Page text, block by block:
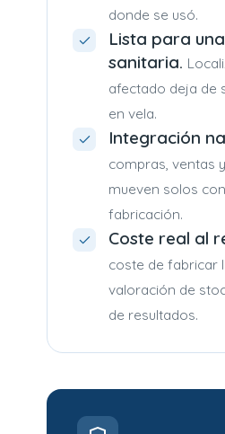
donde se usó.
Lista para
sanitaria.
afectado deja de
en vela.
Integración
compras, ventas
mueven solos
fabricación.
Coste real al
coste de fabricar
valoración de
de resultados.